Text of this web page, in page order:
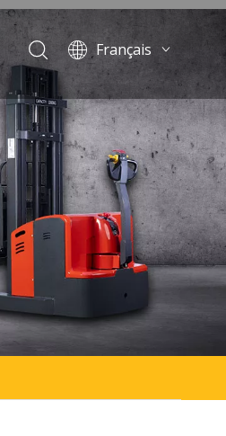
Français
English
Pусский
Español
Português